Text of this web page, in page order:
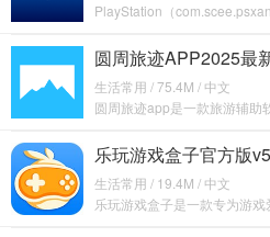
PlayStation（
圆周旅迹APP2025最
v1.0.1
生活常用 / 75.4M / 中文
圆周旅迹app是一款旅游辅助
乐玩游戏盒子官方版
生活常用 / 19.4M / 中文
乐玩游戏盒子是一款专为游